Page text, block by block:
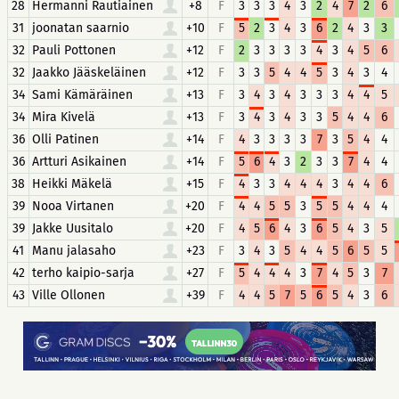
28 Hermanni Rautiainen +8 F 3 3 3 4 3 2 4 7 2
6
31
joonatan saarnio +10 F 5 2 3 4 3 6 2 4 3
3
32 Pauli Pottonen +12 F 2 3 3 3 3 4 3 4 5
6
32 Jaakko Jääskeläinen +12 F 3 3 5 4 4 5 3 4 3
4
34 Sami Kämäräinen +13 F 3 4 3 4 3 3 3 4 4
5
34 Mira Kivelä +13 F 3 4 3 4 3 3 5 4 4
6
36 Olli Patinen +14 F 4 3 3 3 3 7 3 5 4
4
36 Artturi Asikainen +14 F 5 6 4 3 2 3 3 7 4
4
38 Heikki Mäkelä +15 F 4 3 3 4 4 4 3 4 4
6
39 Nooa Virtanen +20 F 4 4 5 5 3 5 5 4 4
4
39 Jakke Uusitalo +20 F 4 5 6 4 3 6 5 4 3
5
41
Manu jalasaho +23 F 3 4 3 5 4 4 5 6 5
5
42 terho kaipio-sarja +27 F 5 4 4 4 3 7 4 5 3
7
43 Ville Ollonen +39 F 4 4 5 7 5 6 5 4 3 6